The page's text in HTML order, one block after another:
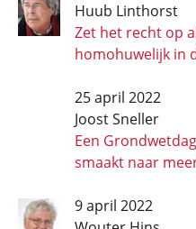
Huub Linthorst
Zet het recht op
homohuwelijk in
25 april 2022
Joost Sneller
Een
smaakt naar
9 april 2022